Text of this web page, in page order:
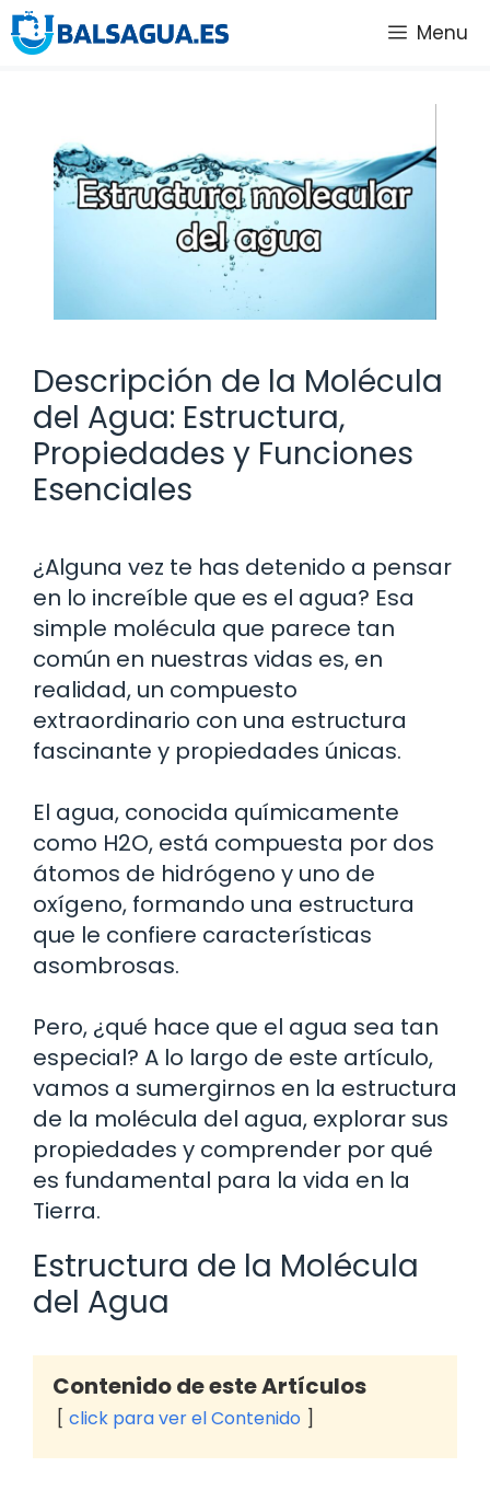
Saltar
al
Menu
Descripción de la Molécula
del Agua: Estructura,
Propiedades y Funciones
Esenciales
¿Alguna vez te has detenido a pensar
en lo increíble que es el agua? Esa
simple molécula que parece tan
común en nuestras vidas es, en
realidad, un compuesto
extraordinario con una estructura
fascinante y propiedades únicas.
El agua, conocida químicamente
como H2O, está compuesta por dos
átomos de hidrógeno y uno de
oxígeno, formando una estructura
que le confiere características
asombrosas.
Pero, ¿qué hace que el agua sea tan
especial? A lo largo de este artículo,
vamos a sumergirnos en la estructura
de la molécula del agua, explorar sus
propiedades y comprender por qué
es fundamental para la vida en la
Tierra.
Estructura de la Molécula
del Agua
Contenido de este Artículos
click para ver el Contenido